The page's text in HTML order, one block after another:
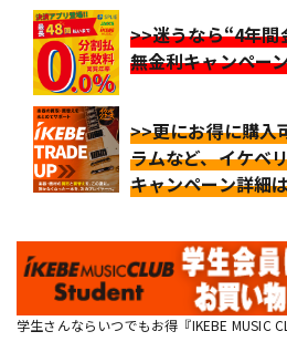
>>迷うなら“4年
無金利キャンペー
>>更にお得に購入
ラムなど、イケベ
キャンペーン詳細
学生さんならいつでもお得『IKEBE MUSIC